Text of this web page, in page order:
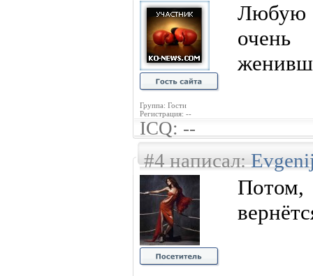
Группа: Гости
Регистрация: --
Любую
ICQ: --
#4 написал:
Потом,